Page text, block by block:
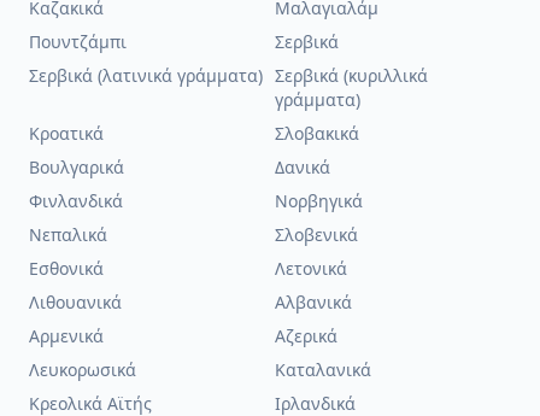
Καζακικά
Μαλαγιαλάμ
Πουντζάμπι
Σερβικά
Σερβικά (λατινικά γράμματα) Σερβικά (κυριλλικά
γράμματα)
Κροατικά
Σλοβακικά
Βουλγαρικά
Δανικά
Φινλανδικά
Νορβηγικά
Νεπαλικά
Σλοβενικά
Εσθονικά
Λετονικά
Λιθουανικά
Αλβανικά
Αρμενικά
Αζερικά
Λευκορωσικά
Καταλανικά
Κρεολικά Αϊτής
Ιρλανδικά